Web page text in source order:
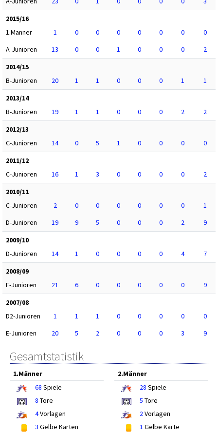
2015/16
1.Männer
1 0 0 0 0 0 0
0
A-Junioren
13 0 0 1 0 0 0
2
2014/15
B-Junioren
20 1 1 0 0 0 1
1
2013/14
B-Junioren
19 1 1 0 0 0 2
2
2012/13
C-Junioren
14 0 5 1 0 0 0
0
2011/12
C-Junioren
16 1 3 0 0 0 0
2
2010/11
C-Junioren
2 0 0 0 0 0 0
1
D-Junioren
19 9 5 0 0 0 2
9
2009/10
D-Junioren
14 1 0 0 0 0 4
7
2008/09
E-Junioren
21 6 0 0 0 0 0
9
2007/08
D2-Junioren
1 1 1 0 0 0 0
0
E-Junioren
20 5 2 0 0 0 3 9
Gesamtstatistik
1.Männer
68 Spiele
8 Tore
4Vorlagen
3 Gelbe Karten
2.Männer
28 Spiele
5 Tore
2Vorlagen
1 Gelbe Karte